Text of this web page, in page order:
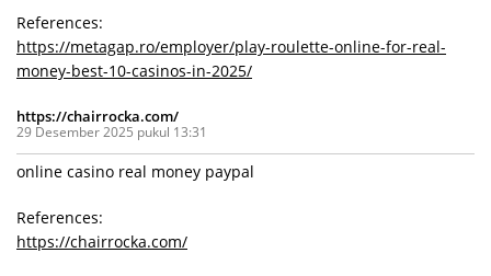
References:
https://metagap.ro/employer/play-roulette-online-for-real-
money-best-10-casinos-in-2025/
https://chairrocka.com/
29 Desember 2025 pukul 13:31
online casino real money paypal
References:
https://chairrocka.com/